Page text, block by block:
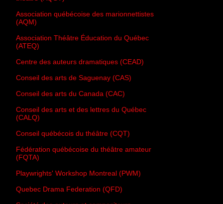
Association québécoise des marionnettistes
(AQM)
Association Théâtre Éducation du Québec
(ATEQ)
Centre des auteurs dramatiques (CEAD)
Conseil des arts de Saguenay (CAS)
Conseil des arts du Canada (CAC)
Conseil des arts et des lettres du Québec
(CALQ)
Conseil québécois du théâtre (CQT)
Fédération québécoise du théâtre amateur
(FQTA)
Playwrights' Workshop Montreal (PWM)
Quebec Drama Federation (QFD)